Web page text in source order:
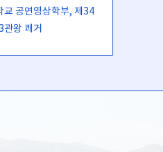
교 공연영상학부, 제34
관왕 쾌거